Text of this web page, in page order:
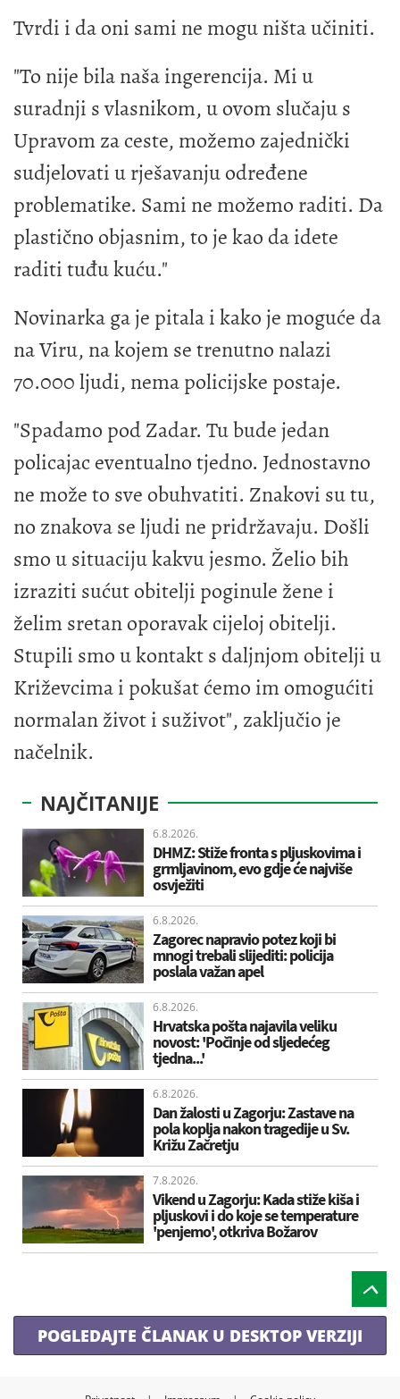
Tvrdi i da oni sami ne mogu ništa učiniti.
"To nije bila naša ingerencija. Mi u
suradnji s vlasnikom, u ovom slučaju s
Upravom za ceste, možemo zajednički
sudjelovati u rješavanju određene
problematike. Sami ne možemo raditi. Da
plastično objasnim, to je kao da idete
raditi tuđu kuću."
Novinarka ga je pitala i kako je moguće da
na Viru, na kojem se trenutno nalazi
70.000 ljudi, nema policijske postaje.
"Spadamo pod Zadar. Tu bude jedan
policajac eventualno tjedno. Jednostavno
ne može to sve obuhvatiti. Znakovi su tu,
no znakova se ljudi ne pridržavaju. Došli
smo u situaciju kakvu jesmo. Želio bih
izraziti sućut obitelji poginule žene i
želim sretan oporavak cijeloj obitelji.
Stupili smo u kontakt s daljnjom obitelji u
Križevcima i pokušat ćemo im omogućiti
normalan život i suživot", zaključio je
načelnik.
NAJČITANIJE
6.8.2026.
DHMZ: Stiže fronta s pljuskovima i
grmljavinom, evo gdje će najviše
osvježiti
6.8.2026.
Zagorec napravio potez koji bi
mnogi trebali slijediti: policija
poslala važan apel
6.8.2026.
Hrvatska pošta najavila veliku
novost: 'Počinje od sljedećeg
tjedna...'
6.8.2026.
Dan žalosti u Zagorju: Zastave na
pola koplja nakon tragedije u Sv.
Križu Začretju
7.8.2026.
Vikend u Zagorju: Kada stiže kiša i
pljuskovi i do koje se temperature
'penjemo', otkriva Božarov
POGLEDAJTE ČLANAK U DESKTOP VERZIJI